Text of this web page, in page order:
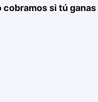
cobramos si tú ganas